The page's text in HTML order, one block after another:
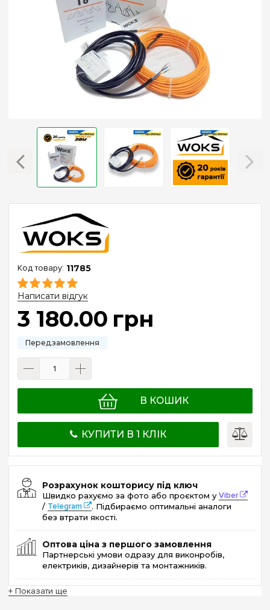
11785
Написати відгук
3 180.00 грн
В КОШИК
КУПИТИ В 1 КЛІК
Розрахунок кошторису під ключ
Швидко рахуємо за фото або проєктом уViber
/ Telegram
. Підбираємо оптимальні аналоги
без втрати якості.
Оптова ціна з першого замовлення
Партнерські умови одразу для виконробів,
електриків, дизайнерів та монтажників.
+ Показати ще